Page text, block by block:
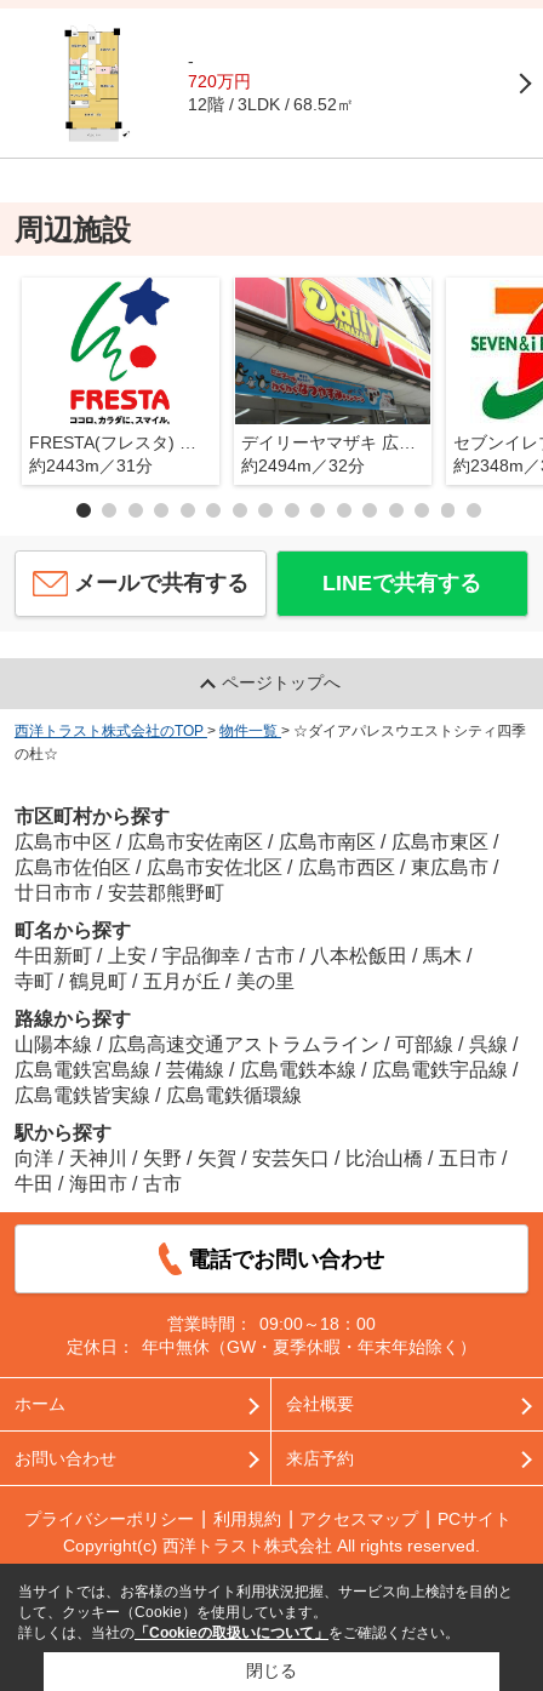
-
720万円
12階 3LDK 68.52㎡
周辺施設
約2443m／31分
デイリーヤマザキ 広島美鈴が丘店
約2494m／32分
約2348m
メールで共有する LINEで共有する
ページトップへ
西洋トラスト株式会社のTOP > 物件一覧 > ☆ダイアパレスウエストシティ四季
の杜☆
市区町村から探す
広島市中区 / 広島市安佐南区 / 広島市南区 / 広島市東区 /
広島市佐伯区 / 広島市安佐北区 / 広島市西区 / 東広島市 /
廿日市市 / 安芸郡熊野町
町名から探す
牛田新町 / 上安 / 宇品御幸 / 古市 / 八本松飯田 / 馬木 /
寺町 / 鶴見町 / 五月が丘 / 美の里
路線から探す
山陽本線 / 広島高速交通アストラムライン / 可部線 / 呉線 /
広島電鉄宮島線 / 芸備線 / 広島電鉄本線 / 広島電鉄宇品線 /
広島電鉄皆実線 / 広島電鉄循環線
駅から探す
向洋 / 天神川 / 矢野 / 矢賀 / 安芸矢口 / 比治山橋 / 五日市 /
牛田 / 海田市 / 古市
電話でお問い合わせ
営業時間：
09:00～18：00
定休日：
年中無休（GW・夏季休暇・年末年始除く）
ホーム 会社概要
お問い合わせ 来店予約
プライバシーポリシー 利用規約 アクセスマップ
PCサイト
Copyright(c) 西洋トラスト株式会社 All rights reserved.
当サイトでは、お客様の当サイト利用状況把握、サービス向上検討を目的と
して、クッキー（Cookie）を使用しています。
詳しくは、当社の 「Cookieの取扱いについて」 をご確認ください。
閉じる